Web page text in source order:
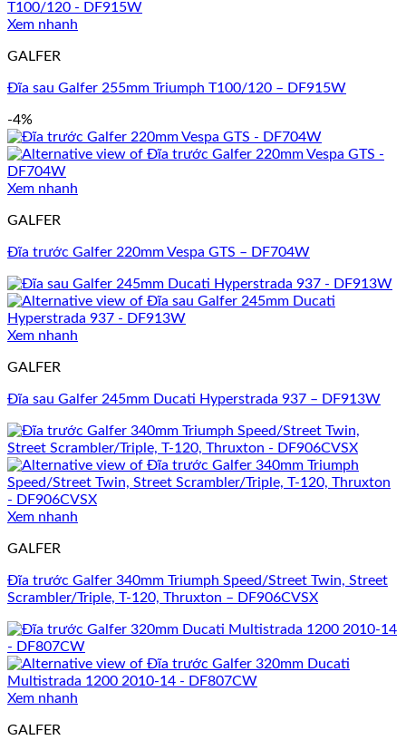
Xem nhanh
GALFER
Đĩa sau Galfer 255mm Triumph T100/120 – DF915W
-4%
Xem nhanh
GALFER
Đĩa trước Galfer 220mm Vespa GTS – DF704W
Xem nhanh
GALFER
Đĩa sau Galfer 245mm Ducati Hyperstrada 937 – DF913W
Xem nhanh
GALFER
Đĩa trước Galfer 340mm Triumph Speed/Street Twin, Street
Scrambler/Triple, T-120, Thruxton – DF906CVSX
Xem nhanh
GALFER